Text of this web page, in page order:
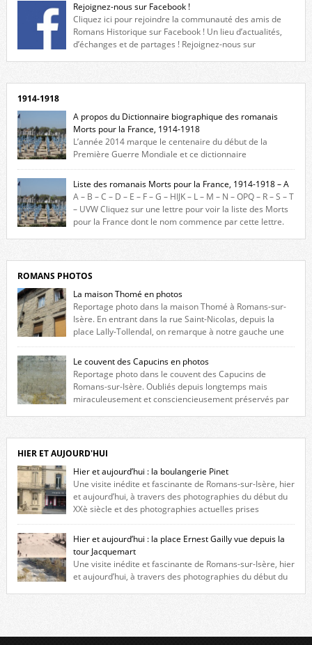
Rejoignez-nous sur Facebook !
Cliquez ici pour rejoindre la communauté des amis de
Romans Historique sur Facebook ! Un lieu d’actualités,
d’échanges et de partages ! Rejoignez-nous sur
1914-1918
A propos du Dictionnaire biographique des romanais
Morts pour la France, 1914-1918
L’année 2014 marque le centenaire du début de la
Première Guerre Mondiale et ce dictionnaire
biographique veut rendre hommage aux romanais Morts pour la
France durant ce conflit. La base de cette recherche historique est
constituée des noms gravés sur les plaques commémoratives de
l’Hôtel de Ville, du lycée du Dauphiné et du lycée Triboulet, […]
Liste des romanais Morts pour la France, 1914-1918 – A
A – B – C – D – E – F – G – HIJK – L – M – N – OPQ – R – S – T
– UVW Cliquez sur une lettre pour voir la liste des Morts
pour la France dont le nom commence par cette lettre.
ROMANS PHOTOS
La maison Thomé en photos
Reportage photo dans la maison Thomé à Romans-sur-
Isère. En entrant dans la rue Saint-Nicolas, depuis la
place Lally-Tollendal, on remarque à notre gauche une
maison construite au XVIè siècle. Les deux façades sont ornées de
fenêtres jumelles à meneaux. Entre ces deux étages, on peut voir une
niche qui contient une statue de la Vierge. […]
Le couvent des Capucins en photos
Reportage photo dans le couvent des Capucins de
Romans-sur-Isère. Oubliés depuis longtemps mais
miraculeusement et consciencieusement préservés par
l’histoire de la redécouverte de vestiges du couvent des Capucins ! Petit
retour sur l’histoire […]
HIER ET AUJOURD'HUI
Hier et aujourd’hui : la boulangerie Pinet
Une visite inédite et fascinante de Romans-sur-Isère, hier
et aujourd’hui, à travers des photographies du début du
XXè siècle et des photographies actuelles prises
exactement dans le même cadre ! A l’angle de la place Jean Jaurès et de
l’avenue Victor Hugo (à côté d’Intermarché), à Romans. La boulangerie
Jules Pinet est inscrite dans le […]
Hier et aujourd’hui : la place Ernest Gailly vue depuis la
tour Jacquemart
Une visite inédite et fascinante de Romans-sur-Isère, hier
et aujourd’hui, à travers des photographies du début du